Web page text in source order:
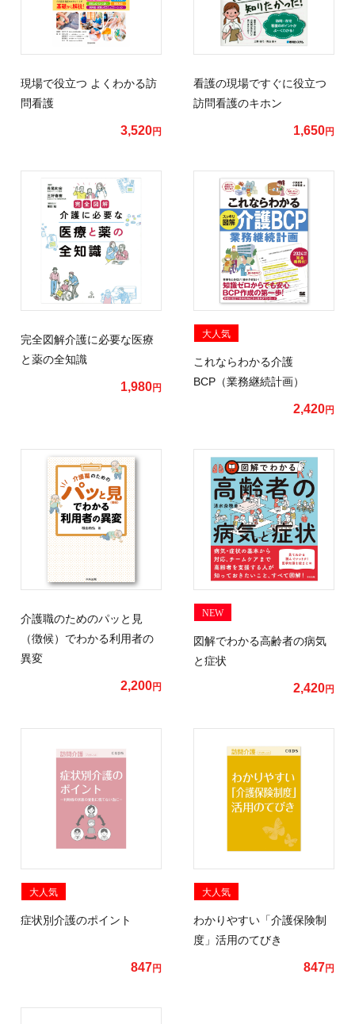
現場で役立つ よくわかる訪
問看護
3,520円
看護の現場ですぐに役立つ
訪問看護のキホン
1,650円
完全図解介護に必要な医療
と薬の全知識
1,980円
大人気
これならわかる介護
BCP（業務継続計画）
2,420円
介護職のためのパッと見
（徴候）でわかる利用者の
異変
2,200円
NEW
図解でわかる高齢者の病気
と症状
2,420円
大人気
症状別介護のポイント
847円
大人気
わかりやすい「介護保険制
度」活用のてびき
847円